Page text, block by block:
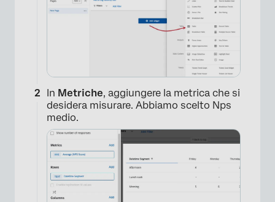
In Metriche, aggiungere la metrica che si
desidera misurare. Abbiamo scelto Nps
medio.